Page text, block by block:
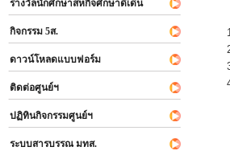
รางวัลนักศึกษาสหกิจศึกษาดีเด่น
กิจกรรม 5ส.
ดาวน์โหลดแบบฟอร์ม
ติดต่อศูนย์ฯ
ปฏิทินกิจกรรมศูนย์ฯ
ระบบสารบรรณ มทส.